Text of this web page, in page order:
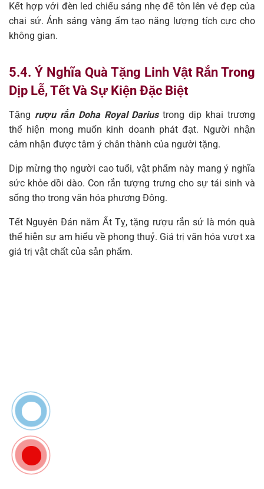
Kết hợp với đèn led chiếu sáng nhẹ để tôn lên vẻ đẹp của
chai sứ. Ánh sáng vàng ấm tạo năng lượng tích cực cho
không gian.
5.4. Ý Nghĩa Quà Tặng Linh Vật Rắn Trong
Dịp Lễ, Tết Và Sự Kiện Đặc Biệt
Tặng rượu rắn Doha Royal Dariustrong dịp khai trương
thể hiện mong muốn kinh doanh phát đạt. Người nhận
cảm nhận được tâm ý chân thành của người tặng.
Dịp mừng thọ người cao tuổi, vật phẩm này mang ý nghĩa
sức khỏe dồi dào. Con rắn tượng trưng cho sự tái sinh và
sống thọ trong văn hóa phương Đông.
Tết Nguyên Đán năm Ất Tỵ, tặng rượu rắn sứ là món quà
thể hiện sự am hiểu về phong thuỷ. Giá trị văn hóa vượt xa
giá trị vật chất của sản phẩm.